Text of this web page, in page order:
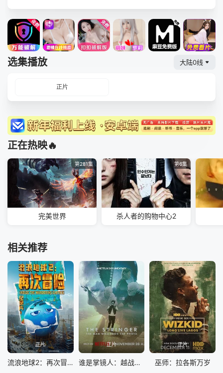
选集播放 大陆0线
正片
正在热映🔥
第281集
完美世界
第6集
杀人者的购物中心2
相关推荐
正片
流浪地球2：再次冒险
正片
谁是掌镜人：越战经典照片之谜
正片
巫师：拉各斯万岁